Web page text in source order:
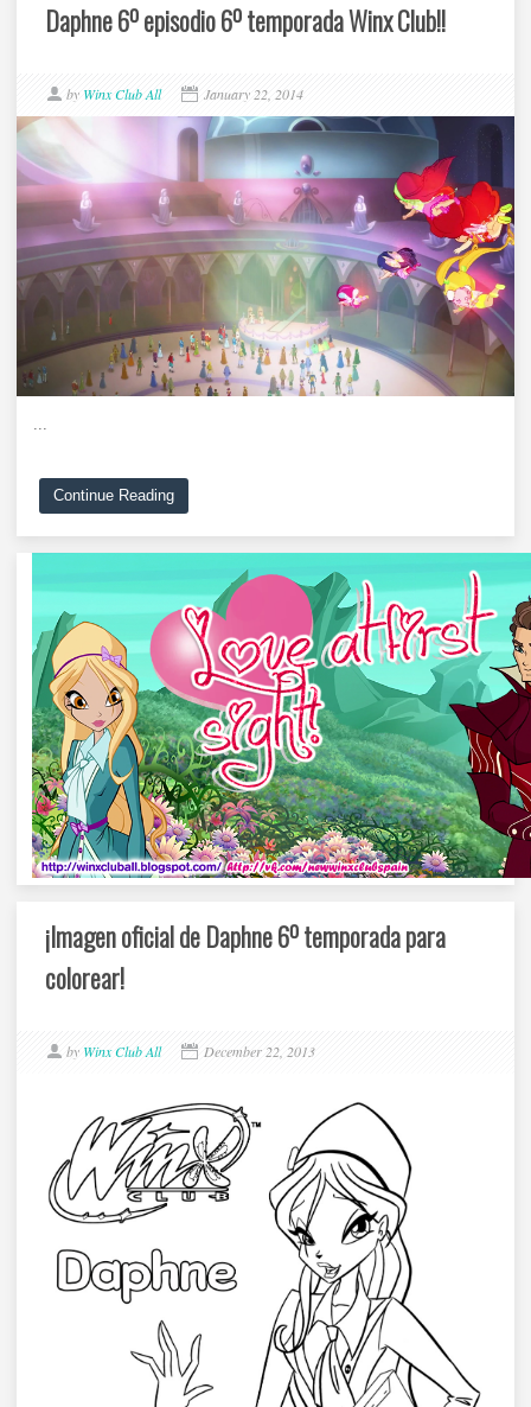
Daphne 6º episodio 6º temporada Winx Club!!
by Winx Club All January 22, 2014
Continue Reading
¡Imagen oficial de Daphne 6º temporada para
colorear!
by Winx Club All December 22, 2013